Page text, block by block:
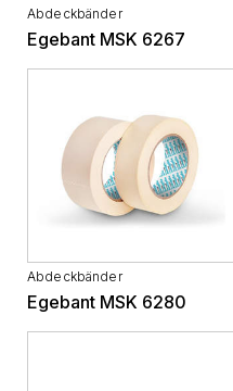
Abdeckbänder
Egebant MSK 6267
Abdeckbänder
Egebant MSK 6280